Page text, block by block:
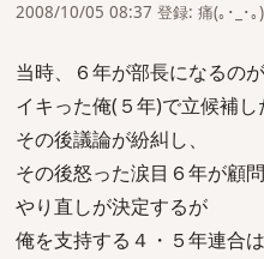
2008/10/05 08:37 登録: 痛(｡･_･｡
当時、６年が部長になるの
イキった俺(５年)で立候補し
その後議論が紛糾し、
その後怒った涙目６年が顧
やり直しが決定するが
俺を支持する４・５年連合